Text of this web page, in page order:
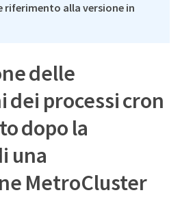
riferimento alla versione in
delle
dei processi cron
dopo la
una
MetroCluster